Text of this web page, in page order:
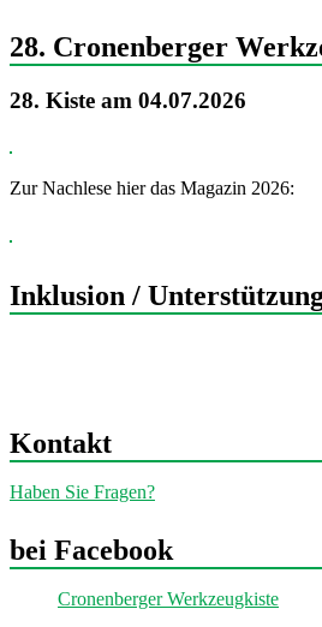
28. Cronenberger
28. Kiste am 04.07.2026
Zur Nachlese hier das Magazin 2026:
Inklusion /
Kontakt
Haben Sie Fragen?
bei Facebook
Cronenberger Werkzeugkiste